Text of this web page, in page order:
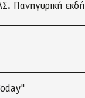
Πανηγυρική